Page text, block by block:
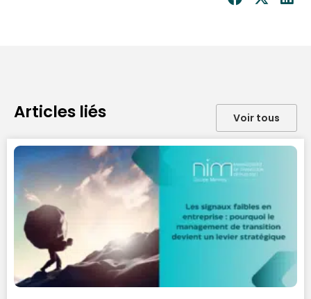
Articles liés Voir tous